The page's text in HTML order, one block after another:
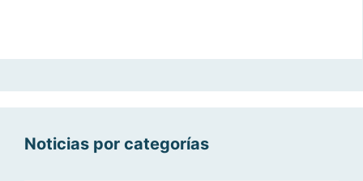
Noticias por categorías